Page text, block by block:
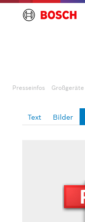
Presseinfos Großgeräte
Text Bilder